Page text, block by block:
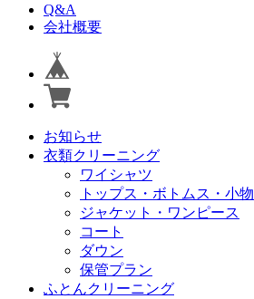
Q&A
会社概要
お知らせ
衣類クリーニング
ワイシャツ
トップス・ボトムス・小物
ジャケット・ワンピース
コート
ダウン
保管プラン
ふとんクリーニング